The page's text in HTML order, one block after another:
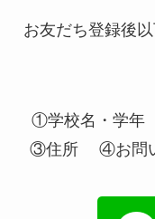
お友だち登録後
①学校名・学年
③住所 ④お問い